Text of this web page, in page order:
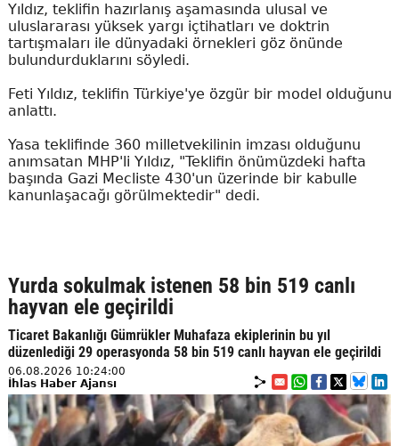
Yıldız, teklifin hazırlanış aşamasında ulusal ve
uluslararası yüksek yargı içtihatları ve doktrin
tartışmaları ile dünyadaki örnekleri göz önünde
bulundurduklarını söyledi.
Feti Yıldız, teklifin Türkiye'ye özgür bir model olduğunu
anlattı.
Yasa teklifinde 360 milletvekilinin imzası olduğunu
anımsatan MHP'li Yıldız, "Teklifin önümüzdeki hafta
başında Gazi Mecliste 430'un üzerinde bir kabulle
kanunlaşacağı görülmektedir" dedi.
Yurda sokulmak istenen 58 bin 519 canlı
hayvan ele geçirildi
Ticaret Bakanlığı Gümrükler Muhafaza ekiplerinin bu yıl
düzenlediği 29 operasyonda 58 bin 519 canlı hayvan ele geçirildi
06.08.2026 10:24:00
İhlas Haber Ajansı